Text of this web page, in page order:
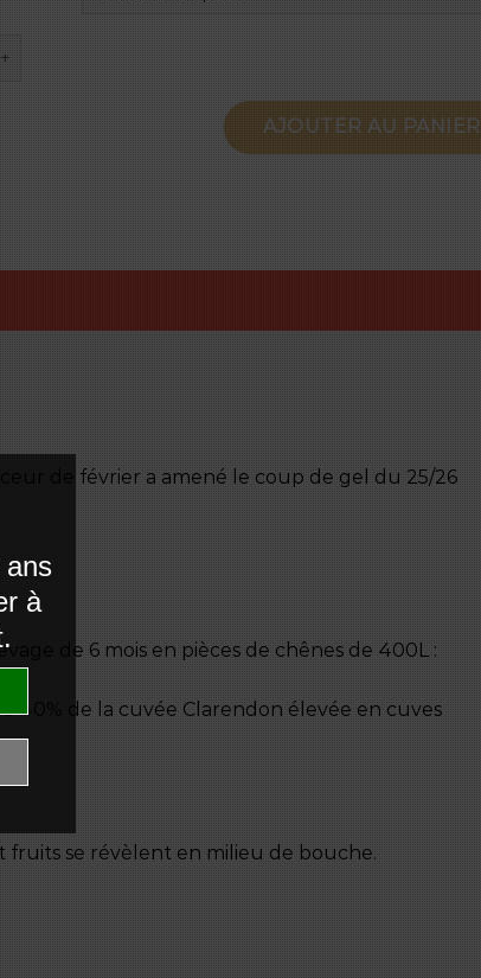
Hautbois Solo 2020
AJOUTER AU PANIER
de février a amené le coup de gel du 25/26
de 6 mois en pièces de chênes de 400L :
40% de la cuvée Clarendon élevée en cuves
fruits se révèlent en milieu de bouche.
ans
à